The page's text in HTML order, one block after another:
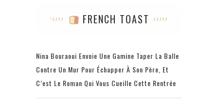
FRENCH TOAST
Nina Bouraoui Envoie Une Gamine Taper La Balle
Contre Un Mur Pour Échapper À Son Père, Et
C’est Le Roman Qui Vous Cueille Cette Rentrée